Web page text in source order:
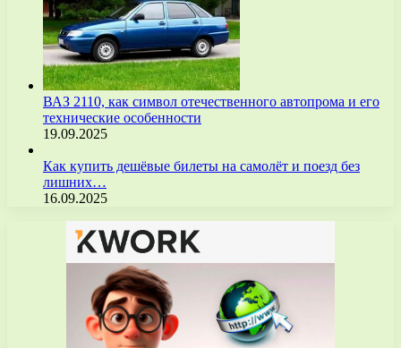
ВАЗ 2110, как символ отечественного автопрома и его
технические особенности
19.09.2025
Как купить дешёвые билеты на самолёт и поезд без
лишних…
16.09.2025